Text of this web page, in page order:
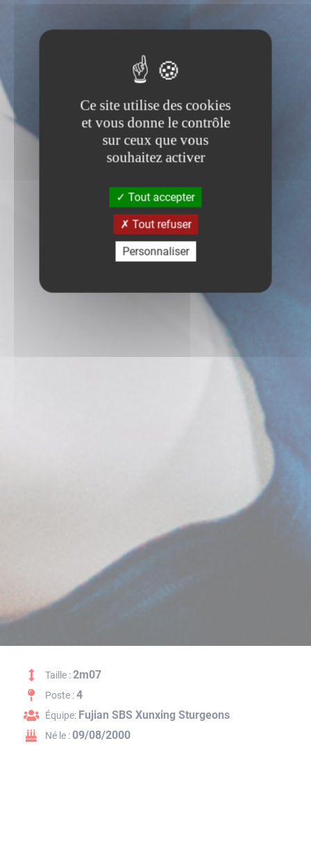
Taille :2m07
Poste :4
Équipe: Fujian SBS Xunxing Sturgeons
Né le :09/08/2000
Ce site utilise des cookies
et vous donne le contrôle
sur ceux que vous
souhaitez activer
Tout accepter
Tout refuser
Personnaliser